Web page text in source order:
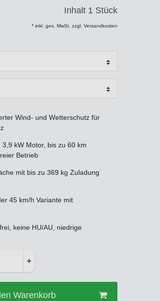
Inhalt 1 Stück
* inkl. ges. MwSt. zzgl. Versandkosten
Wind- und Wetterschutz für
kW Motor, bis zu 60 km
Betrieb
mit bis zu 369 kg Zuladung
45 km/h Variante mit
keine HU/AU, niedrige
Warenkorb